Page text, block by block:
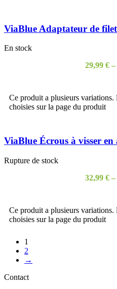
ViaBlue Adaptateur de
En stock
29,99 € –
Ce produit a plusieurs variations.
choisies sur la page du produit
ViaBlue Écrous à visser
Rupture de stock
32,99 € –
Ce produit a plusieurs variations.
choisies sur la page du produit
1
2
→
Contact